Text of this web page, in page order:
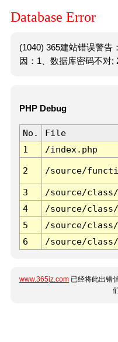
Database Error
(1040) 365建站错误警告
因：1、数据库密码不对;
PHP Debug
No. File
1
/index.php
2 /source/
3 /source/
4
/source/
5
/source/
6
/source/
www.365jz.com 已经将此出错